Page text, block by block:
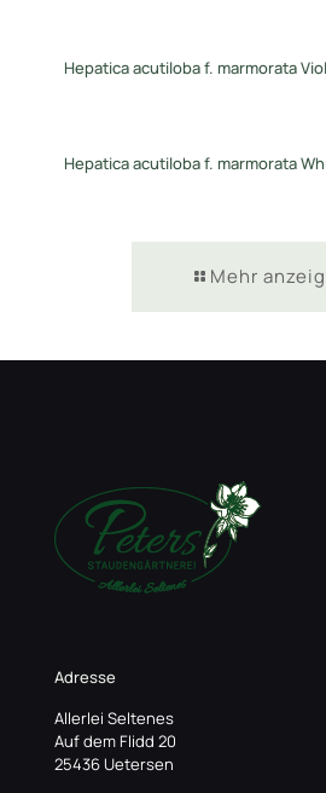
Hepatica acutiloba f. marmorata
Hepatica acutiloba f. marmorata
Mehr
Adresse
Allerlei Seltenes
Auf dem Flidd 20
25436 Uetersen